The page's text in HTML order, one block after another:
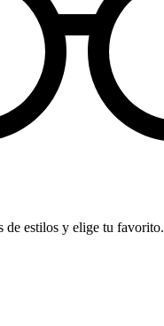
de estilos y elige tu favorito.